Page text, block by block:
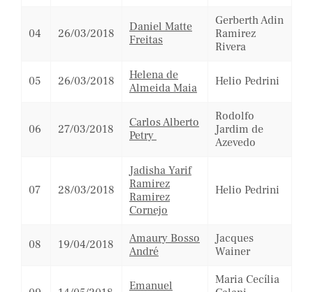
04 26/03/2018
Daniel Matte
Freitas
Gerberth Adin
Ramirez
Rivera
05 26/03/2018
Helena de
Almeida Maia
Helio Pedrini
06 27/03/2018
Carlos Alberto
Petry
Rodolfo
Jardim de
Azevedo
07 28/03/2018
Jadisha Yarif
Ramirez
Ramirez
Cornejo
Helio Pedrini
08 19/04/2018
Amaury Bosso
André
Jacques
Wainer
Emanuel
Maria Cecília